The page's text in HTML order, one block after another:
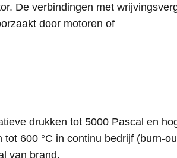
De verbindingen met
door motoren of
drukken tot 5000 Pascal en
600 °C in continu bedrijf (burn-
van brand.